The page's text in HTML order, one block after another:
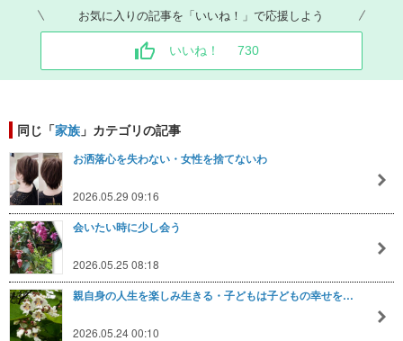
お気に入りの記事を「いいね！」で応援しよう
いいね！ 730
同じ「家族 」カテゴリの記事
お洒落心を失わない・女性を捨てないわ
2026.05.29 09:16
会いたい時に少し会う
2026.05.25 08:18
親自身の人生を楽しみ生きる・子どもは子どもの幸せを…
2026.05.24 00:10